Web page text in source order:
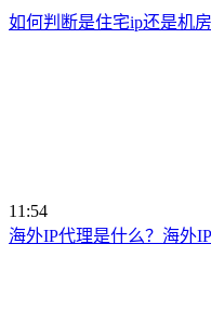
如何判断是住宅ip还是机房
11:54
海外IP代理是什么？海外